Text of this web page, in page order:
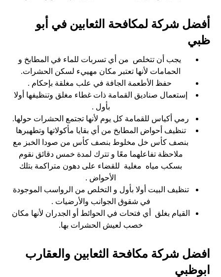
أفضل شركة لمكافحة الثعابين في أبو
ظبي
يجب أن تتخلص من أي تسربات للماء في المطابخ و
الحمامات لأنها تعتبر مكان مهييء لسكن الحشرات.
حفظ الأطعمة الجافة في علب مغلقة بإحكام .
إستعمال صناديق القمامة ذات غطاء مغلق وتنظيفها أولا
بأول .
رمي أكياس للقمامة كل يوم لأنها تجتمع الحشرات حولها.
تنظيف أحواض المطابخ من أي بقايا مأكولاتها وتطهيرها
بنصف كأس خل مخلوط بنصف كأس من صودا الخبز مع
ملاحظة تفاعلهما معًا و تترك لمدة خمس دقائق نقوم
بسكب مياه مغلية للقضاء على دهون متراكمة بتلك
الأحواض .
تنظيف البيت أولا بأول و التخلص من الرواسب الموجودة
في شقوق الجوانب والأرضيات .
القيام بغلق أي فتحات في الحوائط أو الجدران لأنها مكان
خصب لعيش الحشرات بها.
افضل شركة مكافحة الثعابين والعقارب
ابوظبي